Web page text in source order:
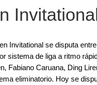
Invitational se disputa
sistema de liga a ritmo
Fabiano Caruana, Ding
eliminatorio. Hoy se